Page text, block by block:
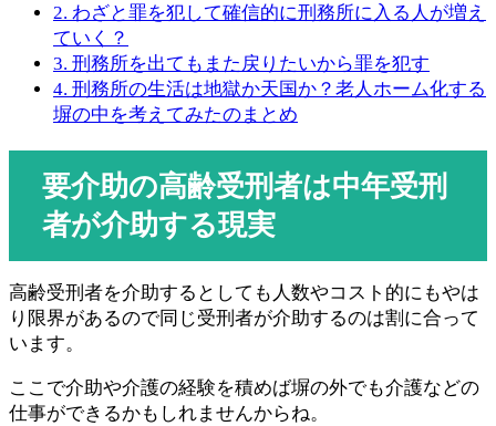
2. わざと罪を犯して確信的に刑務所に入る人が増え
ていく？
3. 刑務所を出てもまた戻りたいから罪を犯す
4. 刑務所の生活は地獄か天国か？老人ホーム化する
塀の中を考えてみたのまとめ
要介助の高齢受刑者は中年受刑
者が介助する現実
高齢受刑者を介助するとしても人数やコスト的にもやは
り限界があるので同じ受刑者が介助するのは割に合って
います。
ここで介助や介護の経験を積めば塀の外でも介護などの
仕事ができるかもしれませんからね。